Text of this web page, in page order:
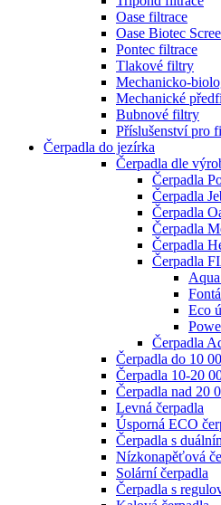
Oase filtrace
Oase Biotec
Pontec filtrace
Tlakové filtry
Mechanicko-
Mechanické
Bubnové filtry
Příslušenství pro
Čerpadla do jezírka
Čerpadla dle
Čerpadla
Čerpadla
Čerpadla
Čerpadla
Čerpadla
Čerpadla
Eco
Čerpadla
Čerpadla do 10
Čerpadla 10-20
Čerpadla nad 20
Levná čerpadla
Úsporná ECO
Čerpadla s
Nízkonapěťová
Solární čerpadla
Čerpadla s